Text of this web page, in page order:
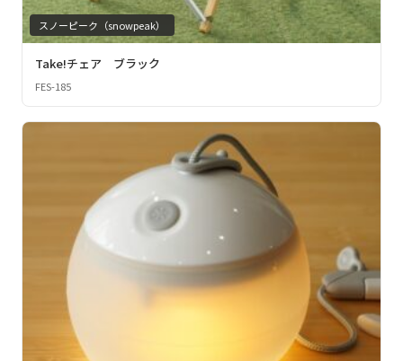
スノーピーク（snowpeak）
Take!チェア ブラック
FES-185